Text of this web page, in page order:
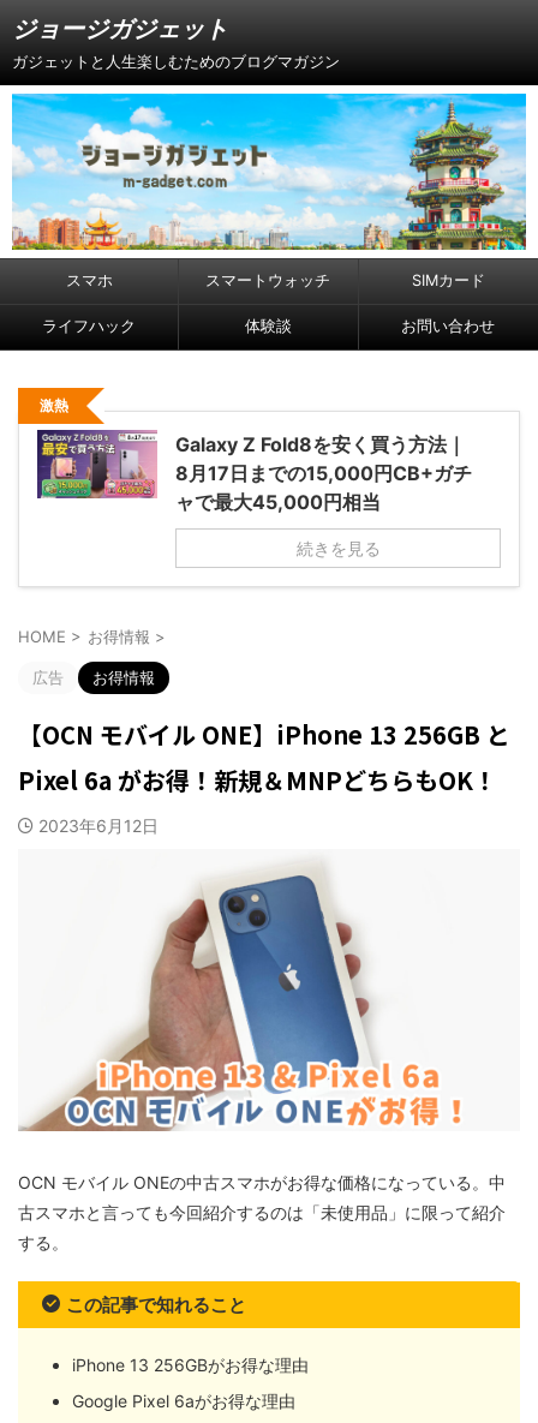
ジョージガジェット
ガジェットと人生楽しむためのブログマガジン
スマホ スマートウォッチ SIMカード
ライフハック 体験談 お問い合わせ
激熱
Galaxy Z Fold8を安く買う方法｜
8月17日までの15,000円CB+ガチ
ャで最大45,000円相当
続きを見る
HOME > お得情報 >
広告 お得情報
【OCN モバイル ONE】iPhone 13 256GB と
Pixel 6a がお得！新規＆MNPどちらもOK！
2023年6月12日
OCN モバイル ONEの中古スマホがお得な価格になっている。中
古スマホと言っても今回紹介するのは「未使用品」に限って紹介
する。
この記事で知れること
iPhone 13 256GBがお得な理由
Google Pixel 6aがお得な理由